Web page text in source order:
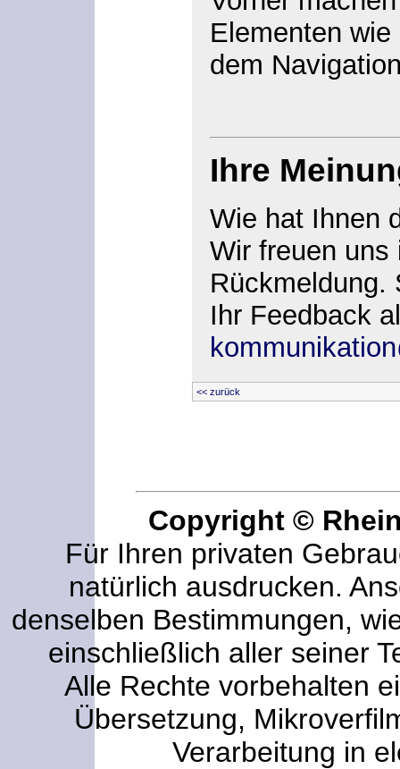
Elementen
dem
Ihre
Wie hat Ihnen
Wir freuen uns
Rückmeldung.
Ihr Feedback
<< zurück
Copyright ©
Für Ihren privaten
natürlich ausdrucken.
denselben Bestimmungen,
einschließlich aller seiner
Alle Rechte vorbehalten
Übersetzung,
Verarbeitung in